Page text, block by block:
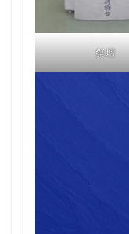
祭壇